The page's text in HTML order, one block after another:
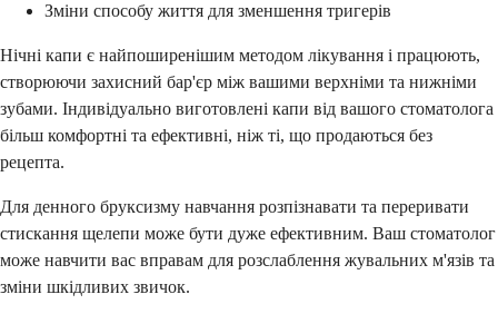
Зміни способу життя для зменшення тригерів
Нічні капи є найпоширенішим методом лікування і працюють,
створюючи захисний бар'єр між вашими верхніми та нижніми
зубами. Індивідуально виготовлені капи від вашого стоматолога
більш комфортні та ефективні, ніж ті, що продаються без
рецепта.
Для денного бруксизму навчання розпізнавати та переривати
стискання щелепи може бути дуже ефективним. Ваш стоматолог
може навчити вас вправам для розслаблення жувальних м'язів та
зміни шкідливих звичок.